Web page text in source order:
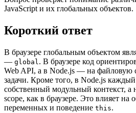
JavaScript и их глобальных объектов.
Короткий ответ
В браузере глобальным объектом
— global. В браузере код
Web API, а в Node.js — на файловую
задачи. Кроме того, в Node.js
собственный модульный контекст,
scope, как в браузере. Это влияет на
переменных и поведение this.